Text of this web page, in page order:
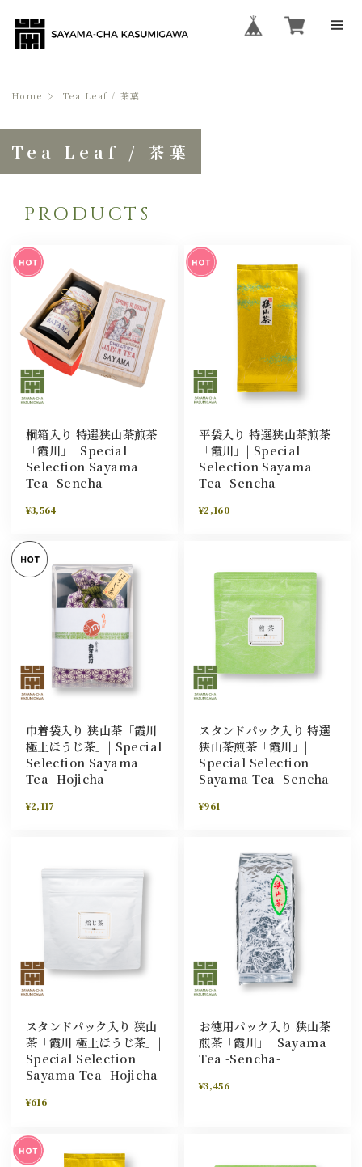
Home Tea Leaf / 茶葉
Tea Leaf / 茶葉
PRODUCTS
桐箱入り 特選狭山茶煎茶
「霞川」| Special
Selection Sayama
Tea -Sencha-
¥3,564
平袋入り 特選狭山茶煎茶
「霞川」| Special
Selection Sayama
Tea -Sencha-
¥2,160
巾着袋入り 狭山茶「霞川
極上ほうじ茶」| Special
Selection Sayama
Tea -Hojicha-
¥2,117
スタンドパック入り 特選
狭山茶煎茶「霞川」|
Special Selection
Sayama Tea -Sencha-
¥961
スタンドパック入り 狭山
茶「霞川 極上ほうじ茶」|
Special Selection
Sayama Tea -Hojicha-
¥616
お徳用パック入り 狭山茶
煎茶「霞川」| Sayama
Tea -Sencha-
¥3,456